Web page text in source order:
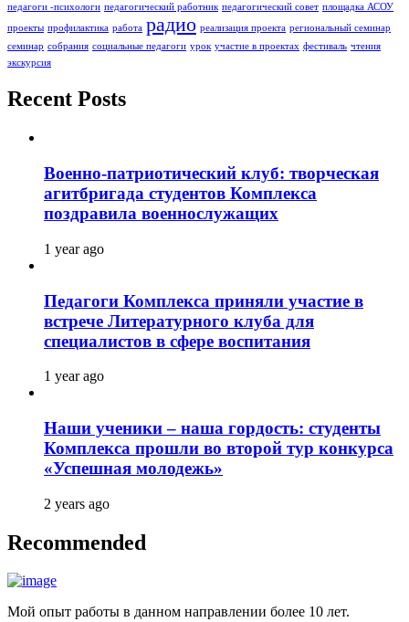
педагоги -психологи педагогический работник педагогический совет площадка АСОУ
проекты профилактика работа радио реализация проекта региональный семинар
семинар собрания социальные педагоги урок участие в проектах фестиваль чтения
экскурсия
Recent Posts
Военно-патриотический клуб: творческая
агитбригада студентов Комплекса
поздравила военнослужащих
1 year ago
Педагоги Комплекса приняли участие в
встрече Литературного клуба для
специалистов в сфере воспитания
1 year ago
Наши ученики – наша гордость: студенты
Комплекса прошли во второй тур конкурса
«Успешная молодежь»
2 years ago
Recommended
Мой опыт работы в данном направлении более 10 лет.